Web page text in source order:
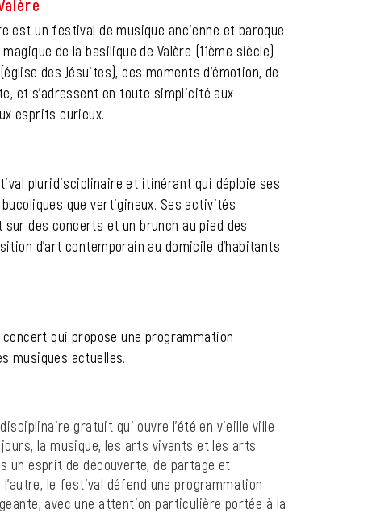
est un festival de musique ancienne et baroque.
de la basilique de Valère (11ème siècle)
des Jésuites), des moments d’émotion, de
et s’adressent en toute simplicité aux
esprits curieux.
pluridisciplinaire et itinérant qui déploie ses
que vertigineux. Ses activités
des concerts et un brunch au pied des
d’art contemporain au domicile d’habitants
concert qui propose une programmation
musiques actuelles.
gratuit qui ouvre l’été en vieille ville
la musique, les arts vivants et les arts
un esprit de découverte, de partage et
l’autre, le festival défend une programmation
avec une attention particulière portée à la